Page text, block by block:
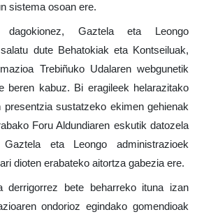
sistema osoan ere.
dagokionez, Gaztela eta Leongo
dute Behatokiak eta Kontseiluak,
Trebiñuko Udalaren webgunetik
beren kabuz. Bi eragileek helarazitako
presentzia sustatzeko ekimen gehienak
Foru Aldundiaren eskutik datozela
eta Leongo administrazioek
dioten erabateko aitortza gabezia ere.
derrigorrez bete beharreko ituna izan
ondorioz egindako gomendioak